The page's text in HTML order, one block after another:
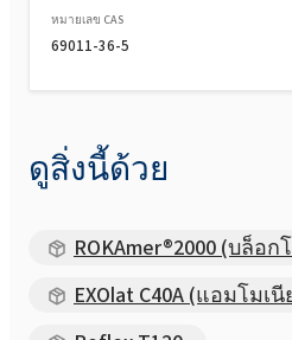
หมายเลข CAS
69011-36-5
ดูสิ่งนี้ด้วย
ROKAmer®2000 (บล็อ
EXOlat C40A (แอมโม